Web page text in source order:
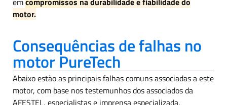
motor.
Consequências de falhas no
motor PureTech
Abaixo estão as principais falhas comuns associadas a este
motor, com base nos testemunhos dos associados da
AFESTEL, especialistas e imprensa especializada.